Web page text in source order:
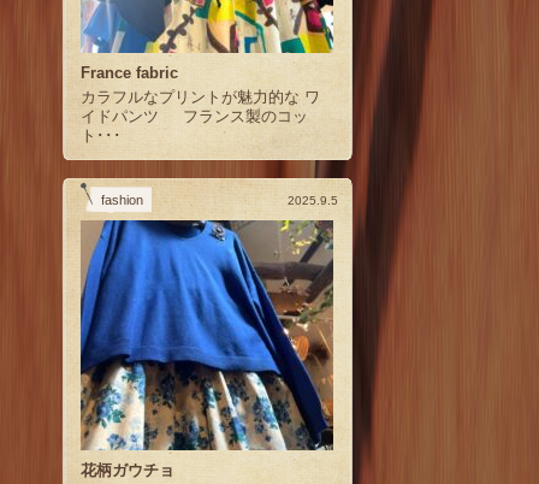
France fabric
カラフルなプリントが魅力的な ワ
イドパンツ フランス製のコッ
ト･･･
fashion 2025.9.5
花柄ガウチョ